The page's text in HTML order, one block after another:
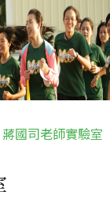
蔣國司老師實驗室